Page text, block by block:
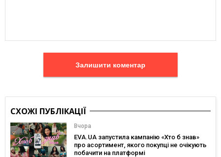
Залишити коментар
СХОЖІ ПУБЛІКАЦІЇ
Вчора
EVA.UA запустила кампанію «Хто б знав»
про асортимент, якого покупці не очікують
побачити на платформі